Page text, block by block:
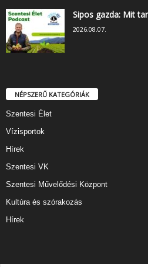
Sipos gazda: Mit
2026.08.07.
NÉPSZERŰ KATEGÓRIÁK
Szentesi Élet
Vízisportok
Hírek
Szentesi VK
Szentesi Művelődési Központ
Kultúra és szórakozás
Hírek